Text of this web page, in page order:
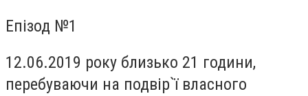
Епізод №1
12.06.2019 року близько 21 години,
перебуваючи на подвір`ї власного